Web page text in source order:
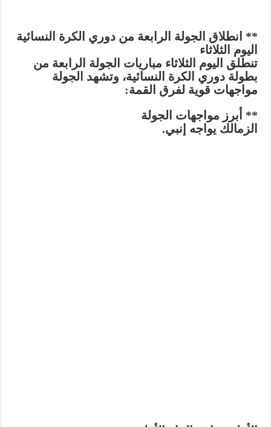
** انطلاق الجولة الرابعة من دوري الكرة النسائية
اليوم الثلاثاء
تنطلق اليوم الثلاثاء مباريات الجولة الرابعة من
بطولة دوري الكرة النسائية، وتشهد الجولة
مواجهات قوية لفرق القمة:
** أبرز مواجهات الجولة
الزمالك يواجه إنبي.